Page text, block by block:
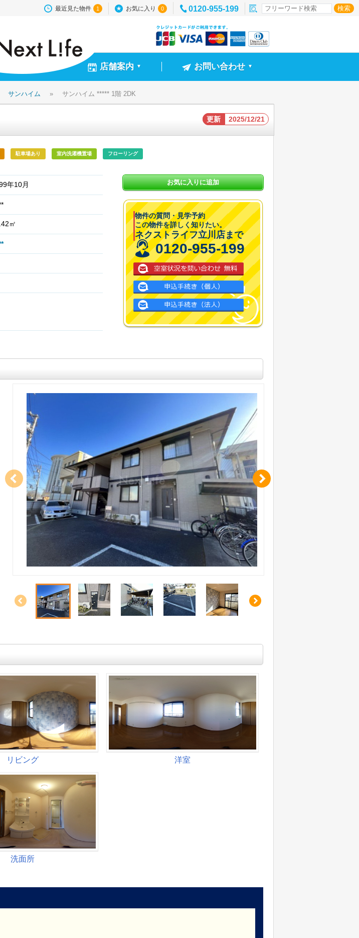
最近見た物件 1 お気に入り 0 0120-955-199
店舗案内 ▼ お問い合わせ ▼
サンハイム » サンハイム ***** 1階 2DK
更新 2025/12/21
駐車場あり 室内洗濯機置場 フローリング
年10月
㎡
お気に入りに追加
物件の質問・見学予約
この物件を詳しく知りたい。
ネクストライフ立川店まで
0120-955-199